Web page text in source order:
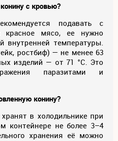
с кровью?
подавать с
мясо, ее нужно
внутренней температуры.
ростбиф) — не менее 63
изделий — от 71 °C. Это
паразитами и
конину?
в холодильнике при
контейнере не более 3–4
хранения её можно